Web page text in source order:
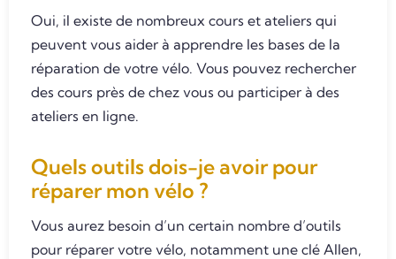
Oui, il existe de nombreux cours et ateliers qui
peuvent vous aider à apprendre les bases de la
réparation de votre vélo. Vous pouvez rechercher
des cours près de chez vous ou participer à des
ateliers en ligne.
Quels outils dois-je avoir pour
réparer mon vélo ?
Vous aurez besoin d’un certain nombre d’outils
pour réparer votre vélo, notamment une clé Allen,